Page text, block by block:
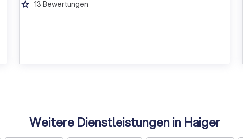
grade 13 Bewertungen
Weitere Dienstleistungen in Haiger